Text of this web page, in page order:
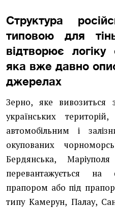
Структура
типовою для
відтворює логіку
яка вже давно
джерелах
Зерно, яке вивозиться
українських
автомобільним і
окупованих
Бердянська,
перевантажується
прапором або під
типу Камерун, Палау,